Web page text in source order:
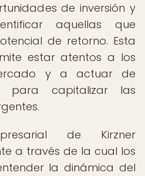
de inversión y
aquellas que
de retorno. Esta
estar atentos a los
y a actuar de
para capitalizar las
de Kirzner
a través de la cual los
la dinámica del